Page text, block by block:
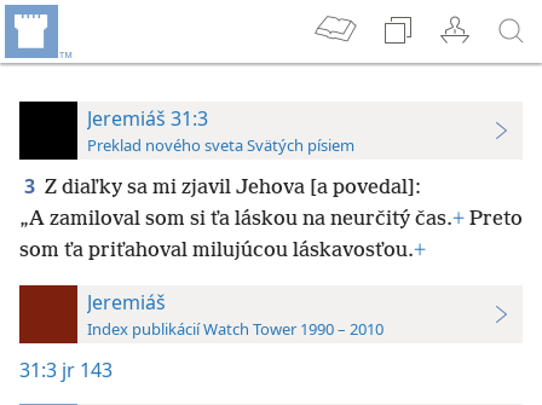
Jeremiáš 31:3
Preklad nového sveta Svätých písiem
3 Z diaľky sa mi zjavil Jehova [a povedal]:
„A zamiloval som si ťa láskou na neurčitý čas.+ Preto
som ťa priťahoval milujúcou láskavosťou.+
Jeremiáš
Index publikácií Watch Tower 1990 – 2010
31:3 jr 143